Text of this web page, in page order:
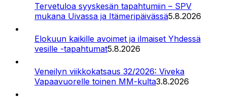
Tervetuloa syyskesän tapahtumiin – SPV
mukana Uivassa ja Itämeripäivässä5.8.2026
Elokuun kaikille avoimet ja ilmaiset Yhdessä
vesille -tapahtumat5.8.2026
Veneilyn viikkokatsaus 32/2026: Viveka
Vapaavuorelle toinen MM-kulta3.8.2026